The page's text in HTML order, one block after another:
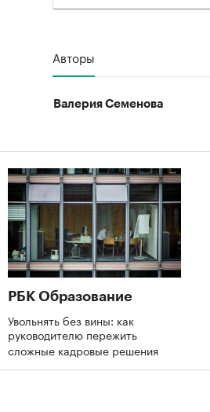
Авторы
Валерия Семенова
РБК Образование
Увольнять без вины: как
руководителю пережить
сложные кадровые решения